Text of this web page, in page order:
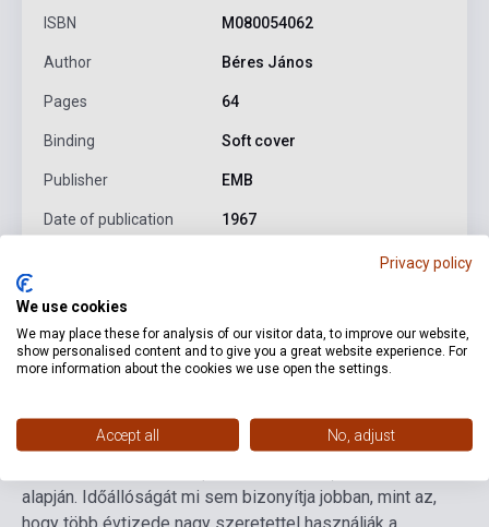
ISBN M080054062
Author Béres János
Pages 64
Binding Soft cover
Publisher EMB
Date of publication 1967
Language
Detailed description Related links Reviews
'...Ez a furulyaiskola 1965-ben készült, a magyar
alapján. Időállóságát mi sem bizonyítja jobban, mint az,
hogy több évtizede nagy szeretettel használják a
Privacy policy
We use cookies
We may place these for analysis of our visitor data, to improve our website,
show personalised content and to give you a great website experience. For
more information about the cookies we use open the settings.
Accept all No, adjust